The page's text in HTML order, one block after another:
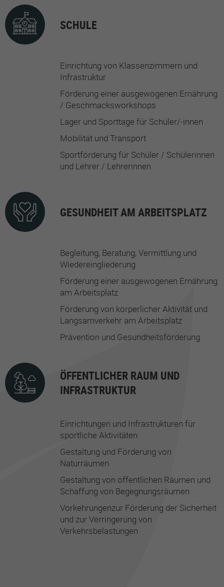
SCHULE
Einrichtung von Klassenzimmern und
Infrastruktur
Förderung einer ausgewogenen Ernährung
/ Geschmacksworkshops
Lager und Sporttage für Schüler/-innen
Mobilität und Transport
Sportförderung für Schüler / Schülerinnen
und Lehrer / Lehrerinnen
GESUNDHEIT AM ARBEITSPLATZ
Begleitung, Beratung, Vermittlung und
Wiedereingliederung
Förderung einer ausgewogenen Ernährung
am Arbeitsplatz
Förderung von körperlicher Aktivität und
Langsamverkehr am Arbeitsplatz
Prävention und Gesundheitsförderung
ÖFFENTLICHER RAUM UND
INFRASTRUKTUR
Einrichtungen und Infrastrukturen für
sportliche Aktivitäten
Gestaltung und Förderung von
Naturräumen
Gestaltung von öffentlichen Räumen und
Schaffung von Begegnungsräumen
Vorkehrungenzur Förderung der Sicherheit
und zur Verringerung von
Verkehrsbelastungen